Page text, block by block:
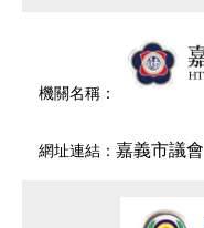
嘉義市議會